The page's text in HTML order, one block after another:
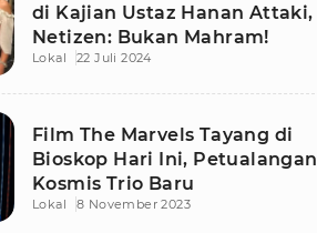
di Kajian Ustaz Hanan Attaki,
Netizen: Bukan Mahram!
Lokal 22 Juli 2024
Film The Marvels Tayang di
Bioskop Hari Ini, Petualangan
Kosmis Trio Baru
Lokal 8 November 2023